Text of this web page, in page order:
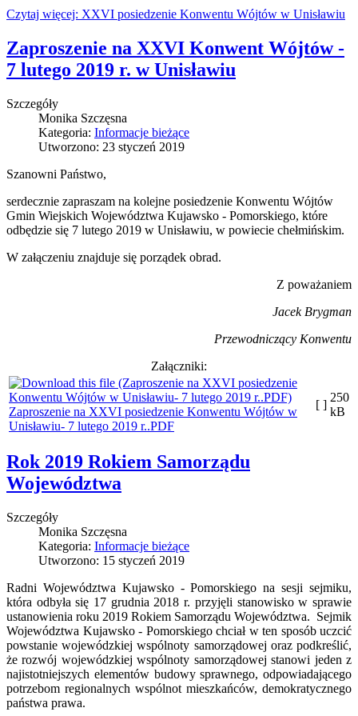
Czytaj więcej: XXVI posiedzenie Konwentu Wójtów w Unisławiu
Zaproszenie na XXVI Konwent Wójtów -
7 lutego 2019 r. w Unisławiu
Szczegóły
Monika Szczęsna
Kategoria: Informacje bieżące
Utworzono: 23 styczeń 2019
Szanowni Państwo,
serdecznie zapraszam na kolejne posiedzenie Konwentu Wójtów
Gmin Wiejskich Województwa Kujawsko - Pomorskiego, które
odbędzie się 7 lutego 2019 w Unisławiu, w powiecie chełmińskim.
W załączeniu znajduje się porządek obrad.
Z poważaniem
Jacek Brygman
Przewodniczący Konwentu
Załączniki:
Zaproszenie na XXVI posiedzenie Konwentu Wójtów w
Unisławiu- 7 lutego 2019 r..PDF
[ ]
250
kB
Rok 2019 Rokiem Samorządu
Województwa
Szczegóły
Monika Szczęsna
Kategoria: Informacje bieżące
Utworzono: 15 styczeń 2019
Radni Województwa Kujawsko - Pomorskiego na sesji sejmiku,
która odbyła się 17 grudnia 2018 r. przyjęli stanowisko w sprawie
ustanowienia roku 2019 Rokiem Samorządu Województwa. Sejmik
Województwa Kujawsko - Pomorskiego chciał w ten sposób uczcić
powstanie wojewódzkiej wspólnoty samorządowej oraz podkreślić,
że rozwój wojewódzkiej wspólnoty samorządowej stanowi jeden z
najistotniejszych elementów budowy sprawnego, odpowiadającego
potrzebom regionalnych wspólnot mieszkańców, demokratycznego
państwa prawa.